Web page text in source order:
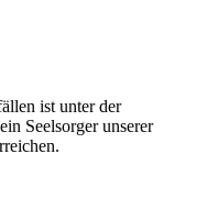
ist unter der
Seelsorger unserer